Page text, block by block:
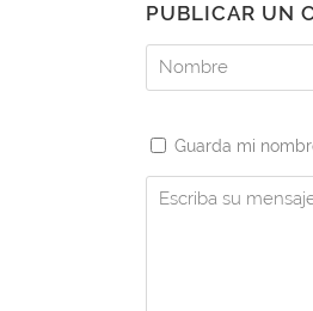
PUBLICAR UN
Guarda mi